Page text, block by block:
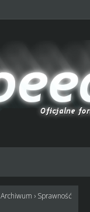
Archiwum › Sprawność